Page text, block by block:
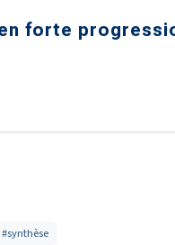
forte
#synthèse